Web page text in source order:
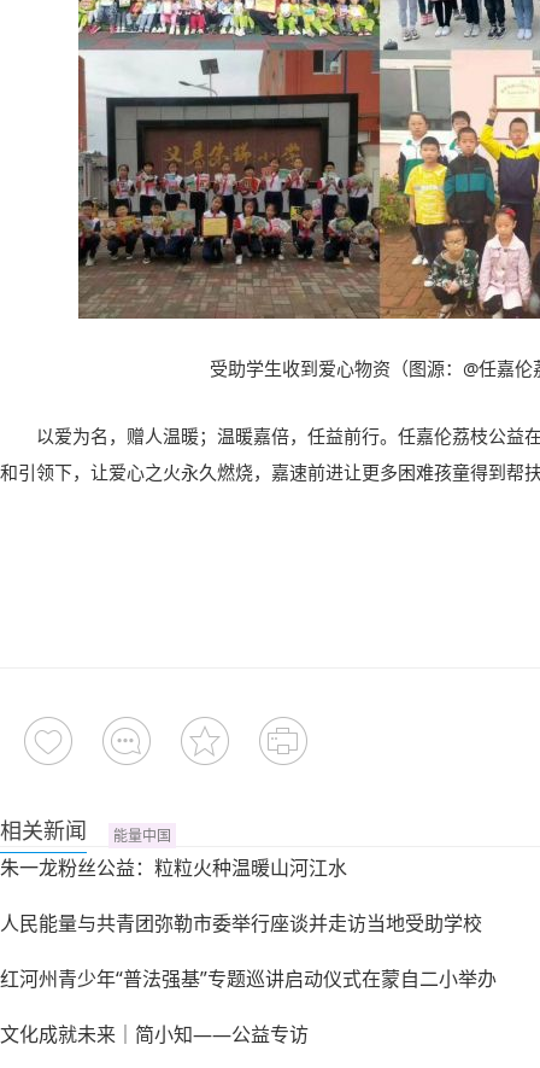
受助学生收到爱心物资 （图源：@任嘉伦
以爱为名，赠人温暖； 温暖嘉倍， 任益前行。 任嘉伦荔枝公益
和引领下，让爱心之火永久燃烧， 嘉速前进让更多困难孩童得到帮
相关新闻 能量中国
朱一龙粉丝公益：粒粒火种温暖山河江水
人民能量与共青团弥勒市委举行座谈并走访当地受助学校
红河州青少年“普法强基”专题巡讲启动仪式在蒙自二小举办
文化成就未来｜简小知——公益专访